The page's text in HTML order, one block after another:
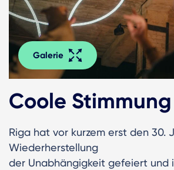
Galerie
Coole Stimmung
Riga hat vor kurzem erst den 30.
Wiederherstellung
der Unabhängigkeit gefeiert und